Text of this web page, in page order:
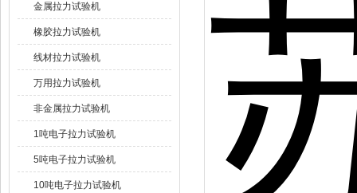
金属拉力试验机
橡胶拉力试验机
线材拉力试验机
万用拉力试验机
非金属拉力试验机
1吨电子拉力试验机
5吨电子拉力试验机
10吨电子拉力试验机